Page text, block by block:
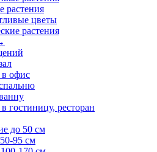
растения
цветы
растения
в офис
гостиницу, ресторан
до 50 см
95 см